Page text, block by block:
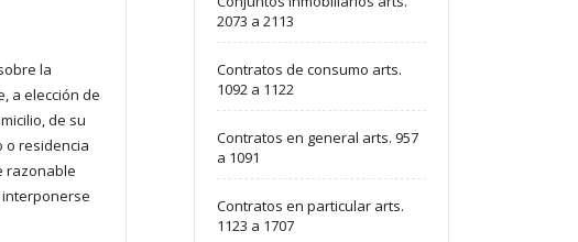
la
a elección de
de su
o residencia
razonable
interponerse
2073 a 2113
Contratos de consumo arts.
1092 a 1122
Contratos en general arts. 957
a 1091
Contratos en particular arts.
1123 a 1707